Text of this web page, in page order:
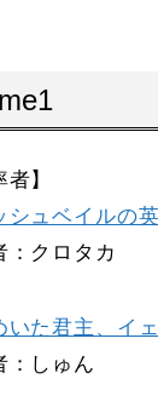
者】
シュベイルの
：クロタカ
いた君主、イ
：しゅん